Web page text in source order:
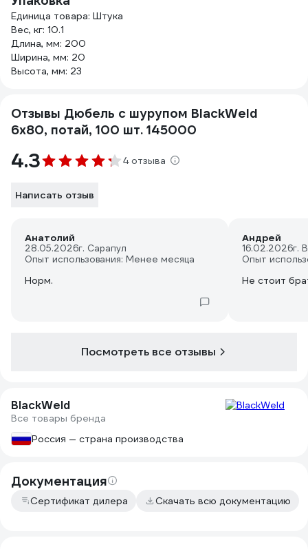
Единица товара: Штука
Вес, кг: 10.1
Длина, мм: 200
Ширина, мм: 20
Высота, мм: 23
Отзывы Дюбель с шурупом BlackWeld
6x80, потай, 100 шт. 145000
4.3 4 отзыва
Написать отзыв
Анатолий
28.05.2026г. Сарапул
Опыт использования: Менее месяца
Норм.
Андрей
16.02.2026г.
Опыт
Не стоит
Посмотреть все отзывы
BlackWeld
Все товары бренда
Россия — страна производства
Документация
Сертификат дилера Скачать всю документацию